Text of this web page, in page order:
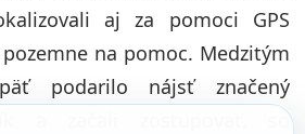
aj za pomoci GPS
na pomoc. Medzitým
podarilo nájsť značený
a začali zostupovať, so